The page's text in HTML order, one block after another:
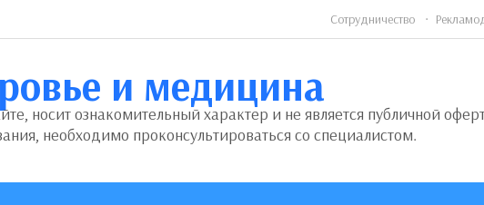
Сотрудничество
и медицина
носит ознакомительный характер и не является публичной
необходимо проконсультироваться со специалистом.